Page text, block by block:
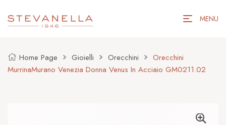
MENU
Home Page Gioielli Orecchini
Orecchini
MurrinaMurano Venezia Donna Venus In Acciaio GM0211.02